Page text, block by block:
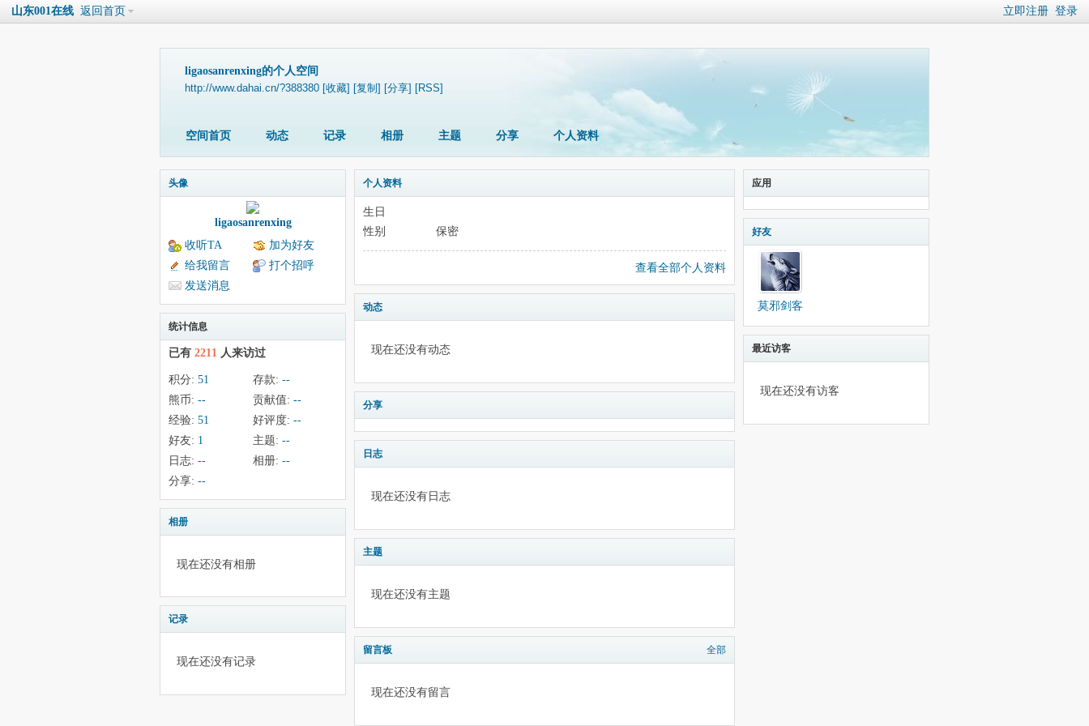
立即注册 登录
山东001在线 返回首页
ligaosanrenxing的个人空间
http://www.dahai.cn/?388380 [收藏] [复制] [分享] [RSS]
空间首页 动态 记录 相册 主题 分享 个人资料
头像
ligaosanrenxing
收听TA
加为好友
给我留言
打个招呼
发送消息
统计信息
已有 2211 人来访过
积分: 51 存款: --
熊币: -- 贡献值: --
经验: 51 好评度: --
好友: 1 主题: --
日志: -- 相册: --
分享: --
相册
现在还没有相册
记录
现在还没有记录
个人资料
生日
性别
保密
查看全部个人资料
动态
现在还没有动态
分享
日志
现在还没有日志
主题
现在还没有主题
留言板 全部
现在还没有留言
应用
好友
莫邪剑客
最近访客
现在还没有访客